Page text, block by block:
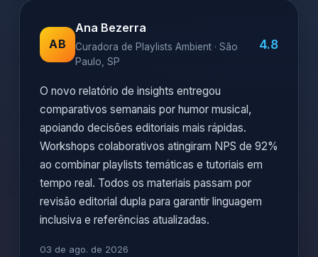
AB
Ana Bezerra
Curadora de Playlists Ambient · São
Paulo, SP
4.8
O novo relatório de insights entregou
comparativos semanais por humor musical,
apoiando decisões editoriais mais rápidas.
Workshops colaborativos atingiram NPS de 92%
ao combinar playlists temáticas e tutoriais em
tempo real. Todos os materiais passam por
revisão editorial dupla para garantir linguagem
inclusiva e referências atualizadas.
03 de ago. de 2026